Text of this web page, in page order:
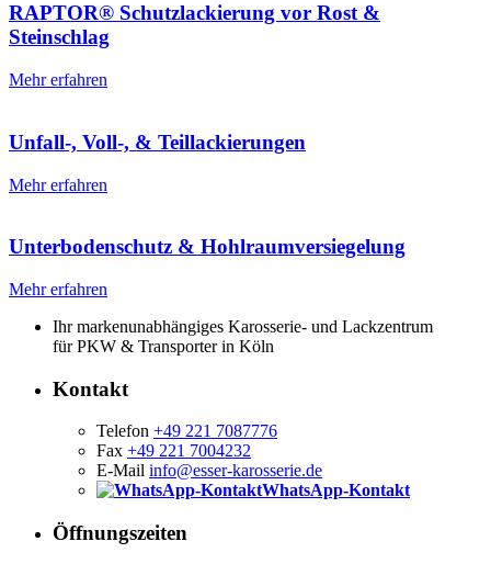
RAPTOR® Schutzlackierung vor Rost &
Steinschlag
Mehr erfahren
Unfall-, Voll-, & Teillackierungen
Mehr erfahren
Unterbodenschutz & Hohlraumversiegelung
Mehr erfahren
Ihr markenunabhängiges Karosserie- und Lackzentrum
für PKW & Transporter in Köln
Kontakt
Telefon +49 221 7087776
Fax +49 221 7004232
E-Mail info@esser-karosserie.de
WhatsApp-Kontakt
Öffnungszeiten